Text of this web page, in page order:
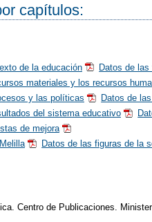
capítulos:
de la educación
Datos de
materiales y los recursos
y las políticas
Datos de
del sistema educativo
de mejora
Datos de las figuras de la
Centro de Publicaciones.